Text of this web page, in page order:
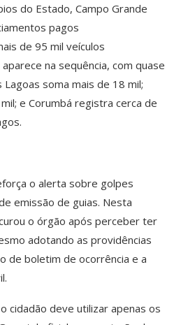
do Estado, Campo Grande
pagos
de 95 mil veículos
na sequência, com quase
soma mais de 18 mil;
e Corumbá registra cerca de
o alerta sobre golpes
emissão de guias. Nesta
o órgão após perceber ter
adotando as providências
de boletim de ocorrência e a
cidadão deve utilizar apenas os